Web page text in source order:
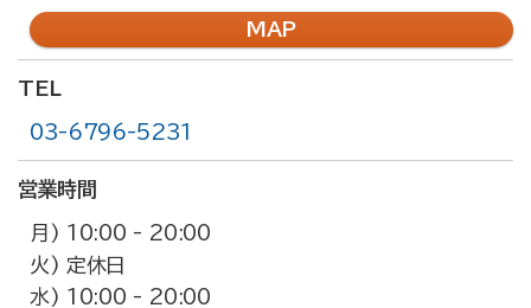
MAP
TEL
03-6796-5231
営業時間
月) 10:00 - 20:00
火) 定休日
水) 10:00 - 20:00